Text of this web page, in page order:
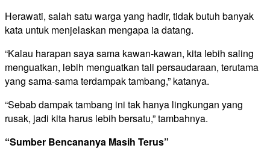
Herawati, salah satu warga yang hadir, tidak butuh banyak
kata untuk menjelaskan mengapa ia datang.
“Kalau harapan saya sama kawan-kawan, kita lebih saling
menguatkan, lebih menguatkan tali persaudaraan, terutama
yang sama-sama terdampak tambang,” katanya.
“Sebab dampak tambang ini tak hanya lingkungan yang
rusak, jadi kita harus lebih bersatu,” tambahnya.
“Sumber Bencananya Masih Terus”